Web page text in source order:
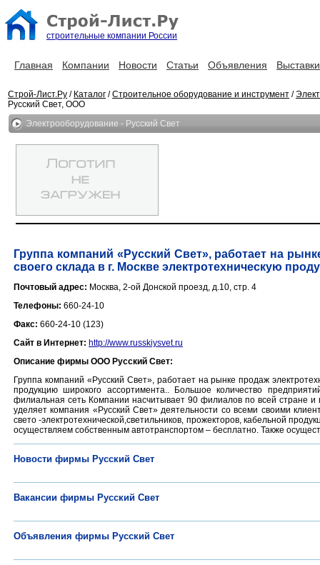
строительные компании России
Главная Компании Новости Статьи Объявления Выставки
Строй-Лист.Ру / Каталог /Строительное оборудование и инструмент /
Русский Свет, ООО
Электрооборудование - Русский Свет
Группа компаний «Русский Свет», работает на
своего склада в г. Москве электротехническую
Почтовый адрес: Москва, 2-ой Донской проезд, д.10, стр. 4
Телефоны: 660-24-10
Факс: 660-24-10 (123)
Сайт в Интернет: http://www.russkiysvet.ru
Описание фирмы ООО Русский Свет:
Группа компаний «Русский Свет», работает на рынке продаж
продукцию широкого ассортимента.. Большое количество
филиальная сеть Компании насчитывает 90 филиалов по всей стране
уделяет компания «Русский Свет» деятельности со всеми своими
свето -электротехнической,светильников, прожекторов, кабельной
осуществляем собственным автотранспортом – бесплатно. Также
Новости фирмы Русский Свет
Вакансии фирмы Русский Свет
Объявления фирмы Русский Свет